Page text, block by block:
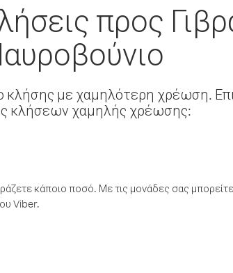
προς
με χαμηλότερη χρέωση.
κλήσεων χαμηλής χρέωσης:
κάποιο ποσό. Με τις μονάδες σας
Viber.